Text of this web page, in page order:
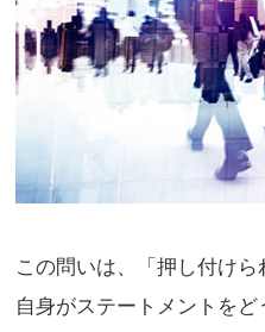
この問いは、「押し付け
自身がステートメントを